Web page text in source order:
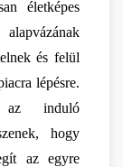
életképes
és felül
lépésre.
az induló
hogy
az egyre